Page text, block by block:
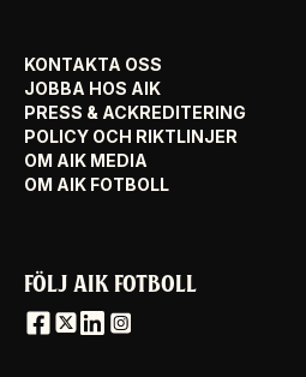
KONTAKTA OSS
JOBBA HOS AIK
PRESS & ACKREDITERING
POLICY OCH RIKTLINJER
OM AIK MEDIA
OM AIK FOTBOLL
FÖLJ AIK FOTBOLL